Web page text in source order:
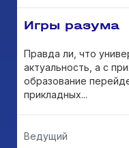
Игры разума
Правда ли, что
актуальность, а с
образование
прикладных...
Ведущий